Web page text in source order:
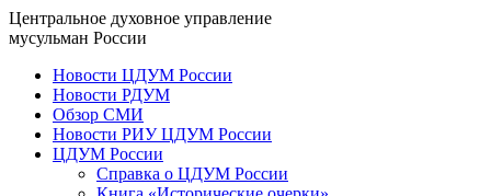
Центральное духовное управление
мусульман России
Новости ЦДУМ России
Новости РДУМ
Обзор СМИ
Новости РИУ ЦДУМ России
ЦДУМ России
Справка о ЦДУМ России